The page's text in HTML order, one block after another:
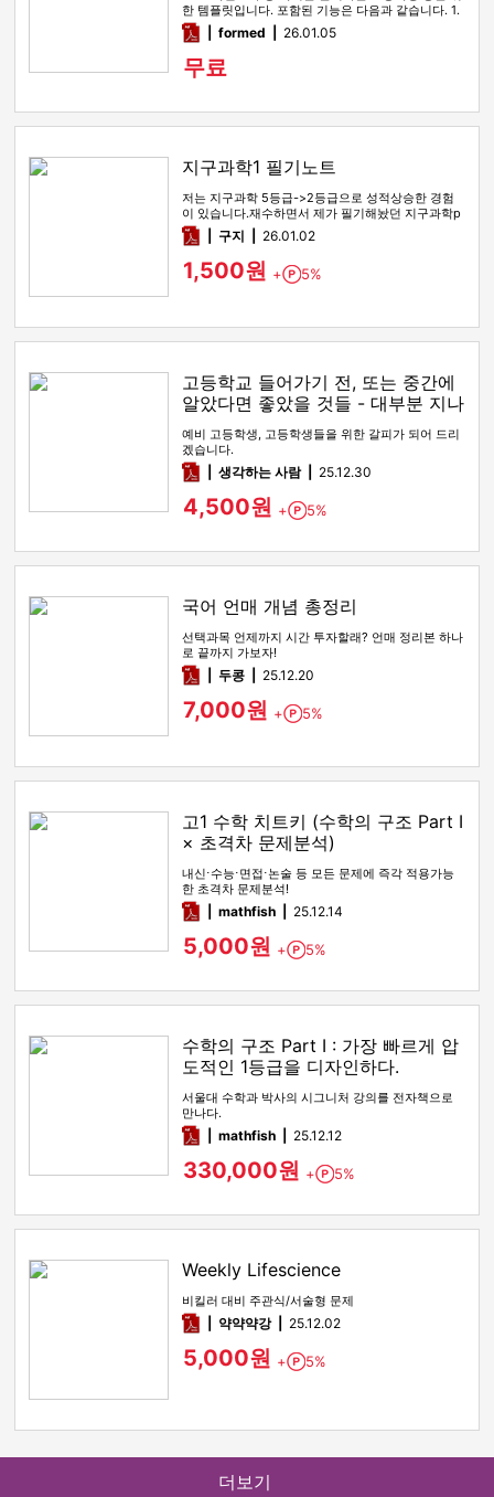
한 템플릿입니다. 포함된 기능은 다음과 같습니다. 1.
학습할 교재 선택…
pdfformed 26.01.05
무료
지구과학1 필기노트
저는 지구과학 5등급->2등급으로 성적상승한 경험
이 있습니다.재수하면서 제가 필기해놨던 지구과학p
df파일을 팝니다.pdf15…
pdf구지 26.01.02
1,500원 + Point
5%
고등학교 들어가기 전, 또는 중간에
알았다면 좋았을 것들 - 대부분 지나
고 나서 후회하는 것들 (4페이지)
예비 고등학생, 고등학생들을 위한 갈피가 되어 드리
겠습니다.
pdf생각하는 사람 25.12.30
4,500원 + Point
5%
국어 언매 개념 총정리
선택과목 언제까지 시간 투자할래? 언매 정리본 하나
로 끝까지 가보자!
pdf두콩 25.12.20
7,000원 + Point
5%
고1 수학 치트키 (수학의 구조 Part I
× 초격차 문제분석)
내신⋅수능⋅면접⋅논술 등 모든 문제에 즉각 적용가능
한 초격차 문제분석!
pdfmathfish 25.12.14
5,000원 + Point
5%
수학의 구조 Part I : 가장 빠르게 압
도적인 1등급을 디자인하다.
서울대 수학과 박사의 시그니처 강의를 전자책으로
만나다.
pdfmathfish 25.12.12
330,000원 + Point
5%
Weekly Lifescience
비킬러 대비 주관식/서술형 문제
pdf약약약강 25.12.02
5,000원 + Point
5%
더보기